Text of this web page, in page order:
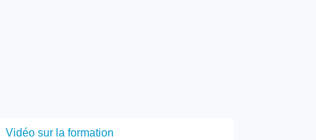
Vidéo sur la formation